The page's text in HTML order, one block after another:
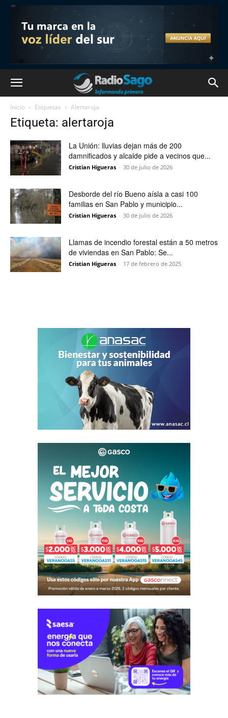
Inicio Etiquetas Alertaroja
Etiqueta: alertaroja
La Unión: lluvias dejan más de 200
damnificados y alcalde pide a vecinos que...
Cristian Higueras - 30 de julio de 2026
Desborde del río Bueno aísla a casi 100
familias en San Pablo y municipio...
Cristian Higueras - 30 de julio de 2026
Llamas de incendio forestal están a 50 metros
de viviendas en San Pablo: Se...
Cristian Higueras - 17 de febrero de 2025